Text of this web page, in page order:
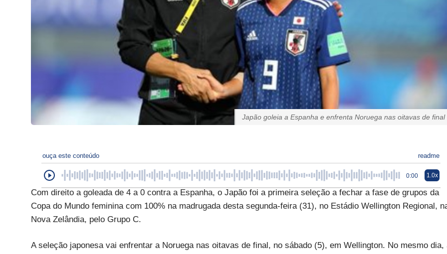
Japão goleia a Espanha e enfrenta Noruega nas oitavas de final
ouça este conteúdo readme
0:00 1.0x
Com direito a goleada de 4 a 0 contra a Espanha, o Japão foi a primeira seleção a fechar a fase de grupos da
Copa do Mundo feminina com 100% na madrugada desta segunda-feira (31), no Estádio Wellington Regional,
Nova Zelândia, pelo Grupo C.
A seleção japonesa vai enfrentar a Noruega nas oitavas de final, no sábado (5), em Wellington. No mesmo dia,